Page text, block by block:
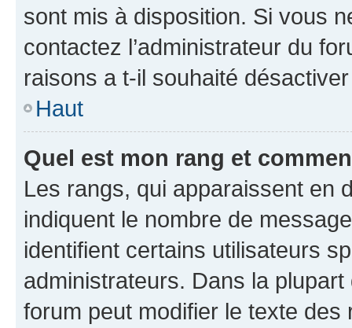
sont mis à disposition. Si vous
contactez l’administrateur du
raisons a t-il souhaité
Haut
Quel est mon rang et
Les rangs, qui apparaissent en
indiquent le nombre de
identifient certains utilisateurs
administrateurs. Dans la
forum peut modifier le texte